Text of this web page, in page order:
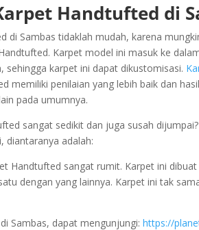
Handtufted di
di Sambas tidaklah mudah, karena
Karpet model ini masuk ke
sehingga karpet ini dapat dikustomisasi.
memiliki penilaian yang lebih baik dan
pada umumnya.
sangat sedikit dan juga susah
diantaranya adalah:
Handtufted sangat rumit. Karpet ini
dengan yang lainnya. Karpet ini tak
Sambas, dapat mengunjungi: https://